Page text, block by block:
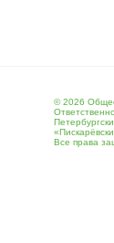
© 2026
Все права